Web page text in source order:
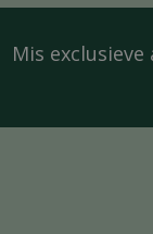
Mis